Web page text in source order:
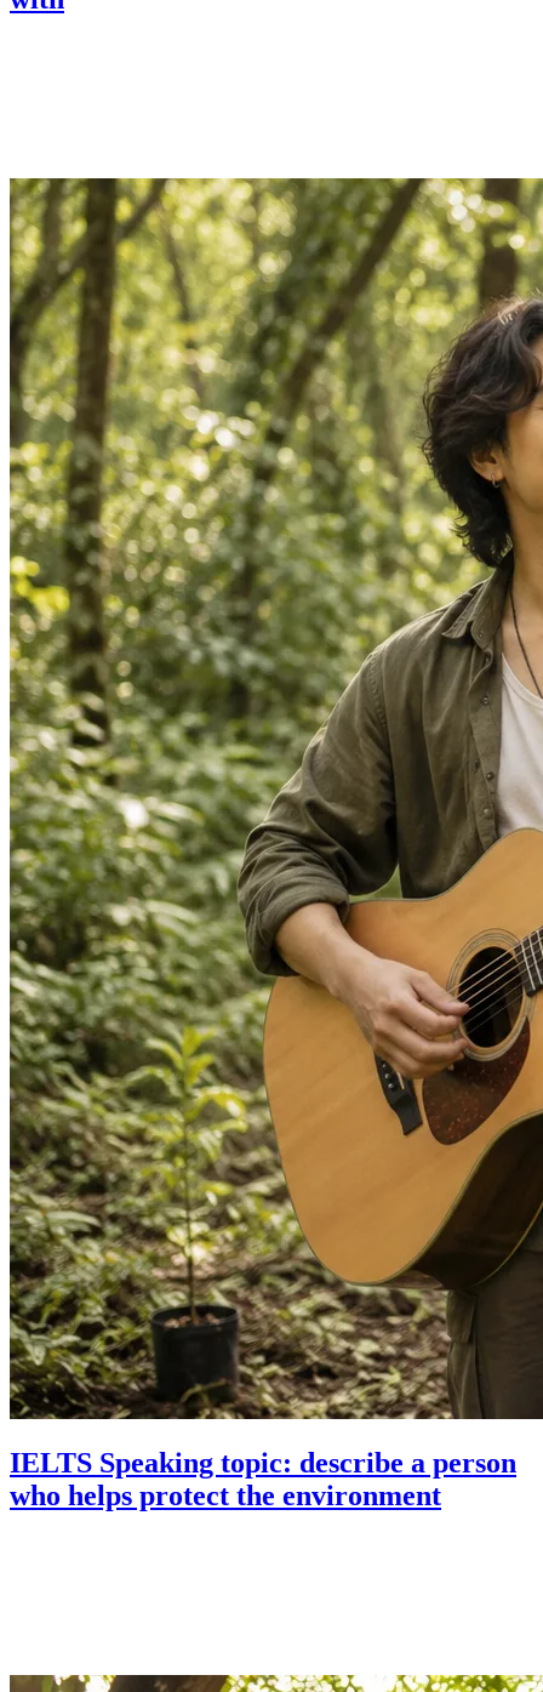
IELTS Speaking topic: describe a person
who helps protect the environment